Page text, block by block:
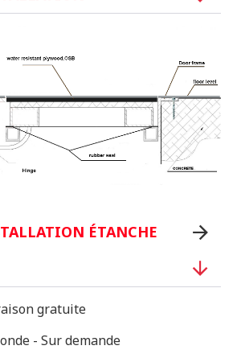
ÉTANCHE
gratuite
- Sur demande